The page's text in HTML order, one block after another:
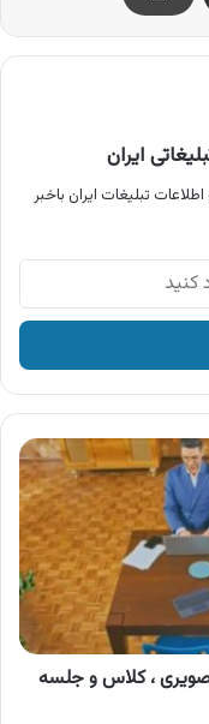
ایران
تبلیغات ایران باخبر
، کلاس و جلسه